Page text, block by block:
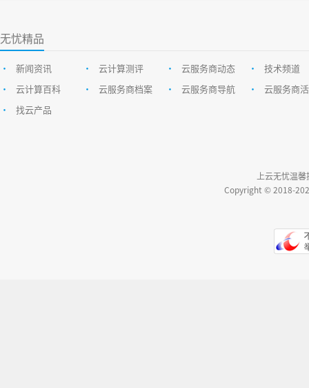
无忧精品
• 新闻资讯 • 云计算测评 • 云服务商动态 •
技术频道
•
云计算百科 • 云服务商档案 • 云服务商导航 •
云服务商
•
找云产品
上云无忧温
Copyright © 2018-